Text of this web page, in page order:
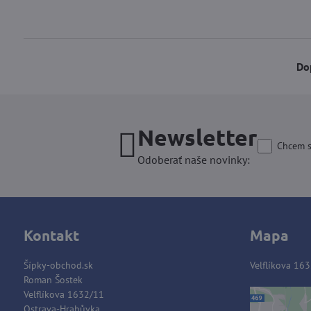
Newsletter
Odoberať naše novinky:
Chcem
Kontakt
Šípky-obchod.sk
Roman Šostek
Velflíkova 1632/11
Mapa
Velflíkova